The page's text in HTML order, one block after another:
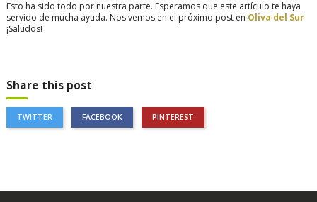
Esto ha sido todo por nuestra parte. Esperamos que este artículo te haya
servido de mucha ayuda. Nos vemos en el próximo post en Oliva del Sur
¡Saludos!
Share this post
TWITTER FACEBOOK PINTEREST